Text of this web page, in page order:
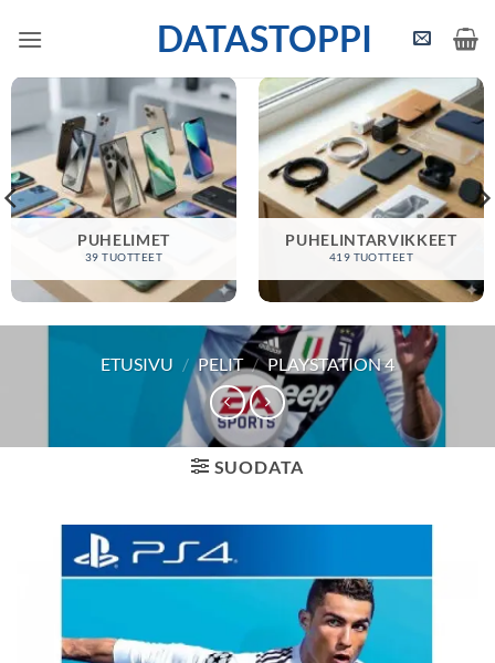
DATASTOPPI
PUHELIMET
39 TUOTTEET
PUHELINTARVIKKEET
419 TUOTTEET
ETUSIVU / PELIT / PLAYSTATION 4
SUODATA